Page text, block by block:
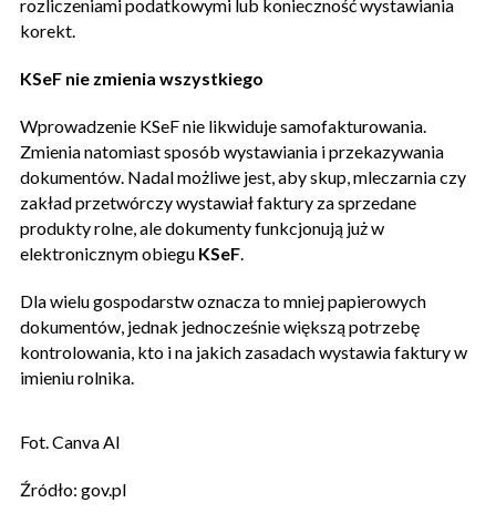
rozliczeniami podatkowymi lub konieczność wystawiania
korekt.
KSeF nie zmienia wszystkiego
Wprowadzenie KSeF nie likwiduje samofakturowania.
Zmienia natomiast sposób wystawiania i przekazywania
dokumentów. Nadal możliwe jest, aby skup, mleczarnia czy
zakład przetwórczy wystawiał faktury za sprzedane
produkty rolne, ale dokumenty funkcjonują już w
elektronicznym obiegu KSeF
Dla wielu gospodarstw oznacza to mniej papierowych
dokumentów, jednak jednocześnie większą potrzebę
kontrolowania, kto i na jakich zasadach wystawia faktury w
imieniu rolnika.
Fot. Canva AI
Źródło: gov.pl